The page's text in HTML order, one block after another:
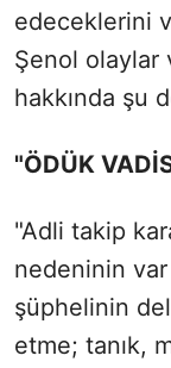
edeceklerini
Şenol olaylar
hakkında şu
"ÖDÜK
"Adli takip
nedeninin var
şüphelinin
etme; tanık,